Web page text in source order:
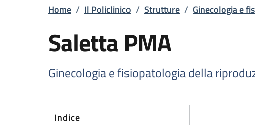
Briciole di pane
Home / Il Policlinico / Strutture / Ginecologia e
Saletta PMA
Ginecologia e fisiopatologia della
Indice